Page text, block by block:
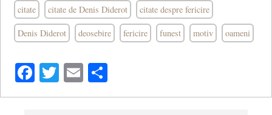
citate citate de Denis Diderot citate despre fericire
Denis Diderot deosebire fericire funest motiv oameni
Facebook
Twitter
Email